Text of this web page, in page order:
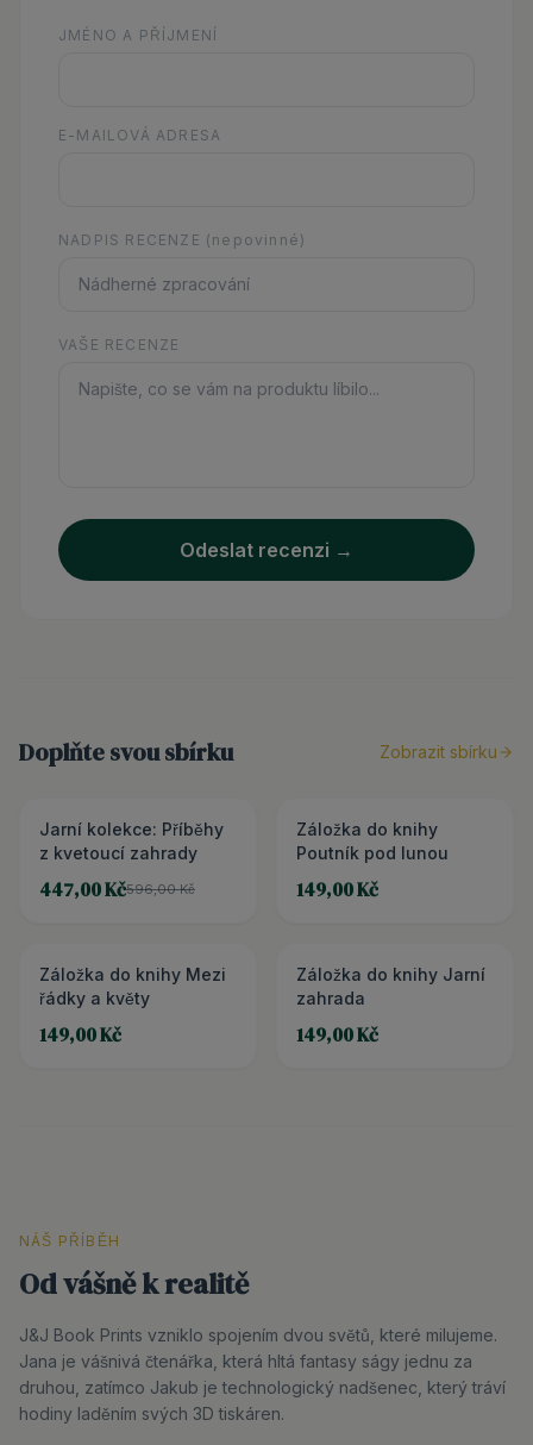
JMÉNO A PŘÍJMENÍ
E-MAILOVÁ ADRESA
NADPIS RECENZE (nepovinné)
VAŠE RECENZE
Odeslat recenzi →
Doplňte svou sbírku Zobrazit sbírku
3+1 ZDARMA
Jarní kolekce: Příběhy
z kvetoucí zahrady
447,00 Kč596,00 Kč
Záložka do knihy
Poutník pod lunou
149,00 Kč
Záložka do knihy Mezi
řádky a květy
149,00 Kč
Záložka do knihy Jarní
zahrada
149,00 Kč
NÁŠ PŘÍBĚH
Od vášně k realitě
J&J Book Prints vzniklo spojením dvou světů, které milujeme.
Jana je vášnivá čtenářka, která hltá fantasy ságy jednu za
druhou, zatímco Jakub je technologický nadšenec, který tráví
hodiny laděním svých 3D tiskáren.